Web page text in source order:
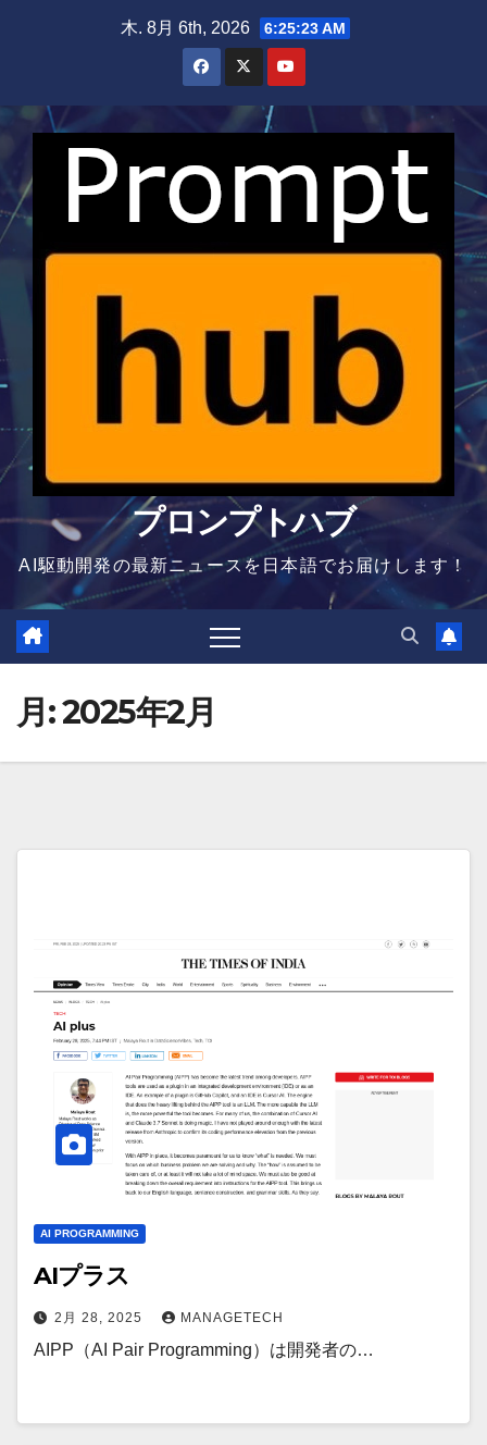
木. 8月 6th, 2026 6:25:23 AM
プロンプトハブ
AI駆動開発の最新ニュースを日本語でお届けします！
月:2025年2月
AI PROGRAMMING
AIプラス
2月 28, 2025 MANAGETECH
AIPP（AI Pair Programming）は開発者の…